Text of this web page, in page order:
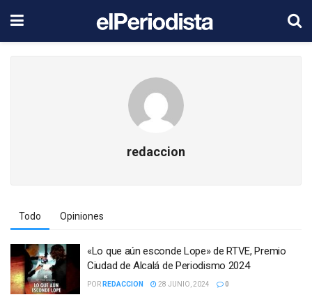
redaccion
Todo Opiniones
«Lo que aún esconde Lope» de RTVE, Premio
Ciudad de Alcalá de Periodismo 2024
POR REDACCION 28 JUNIO, 2024 0